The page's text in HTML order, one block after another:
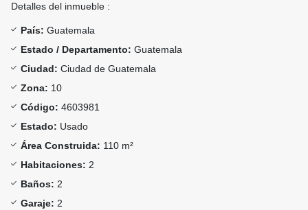
Detalles del inmueble :
País: Guatemala
Estado / Departamento: Guatemala
Ciudad: Ciudad de Guatemala
Zona: 10
Código: 4603981
Estado: Usado
Área Construida: 110 m²
Habitaciones: 2
Baños: 2
Garaje: 2